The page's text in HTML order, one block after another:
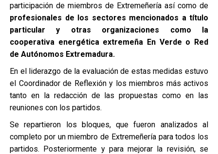
participación de miembros de Extremeñería así como de
profesionales de los sectores mencionados a título
particular y otras organizaciones como la
cooperativa energética extremeña En Verde o Red
de Autónomos Extremadura.
En el liderazgo de la evaluación de estas medidas estuvo
el Coordinador de Reflexión y los miembros más activos
tanto en la redacción de las propuestas como en las
reuniones con los partidos.
Se repartieron los bloques, que fueron analizados al
completo por un miembro de Extremeñería para todos los
partidos. Posteriormente y para mejorar la revisión, se